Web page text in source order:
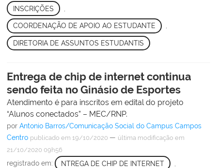
INSCRIÇÕES
COORDENAÇÃO DE APOIO AO ESTUDANTE ,
DIRETORIA DE ASSUNTOS ESTUDANTIS
Entrega de chip de internet continua
sendo feita no Ginásio de Esportes
Atendimento é para inscritos em edital do projeto
“Alunos conectados” – MEC/RNP.
por Antonio Barros/Comunicação Social do Campus Campos
Centro publicado em 19/10/2020 — última modificação em
21/10/2020 09h56
registrado em: NTREGA DE CHIP DE INTERNET